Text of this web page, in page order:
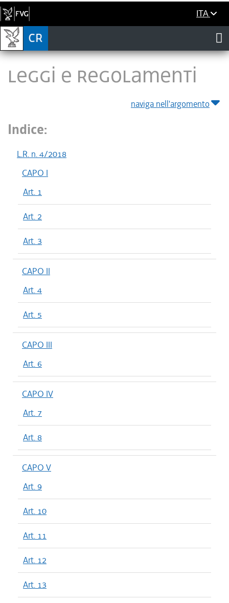
ITA
LEGGI E REGOLAMENTI
naviga nell'argomento
Indice:
L.R. n. 4/2018
CAPO I
Art. 1
Art. 2
Art. 3
CAPO II
Art. 4
Art. 5
CAPO III
Art. 6
CAPO IV
Art. 7
Art. 8
CAPO V
Art. 9
Art. 10
Art. 11
Art. 12
Art. 13